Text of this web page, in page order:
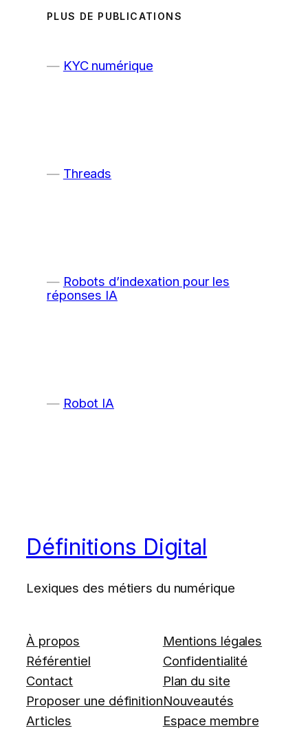
PLUS DE PUBLICATIONS
KYC numérique
Threads
Robots d’indexation pour les
réponses IA
Robot IA
Définitions Digital
Lexiques des métiers du numérique
À propos
Référentiel
Contact
Proposer une définition
Articles
Mentions légales
Confidentialité
Plan du site
Nouveautés
Espace membre